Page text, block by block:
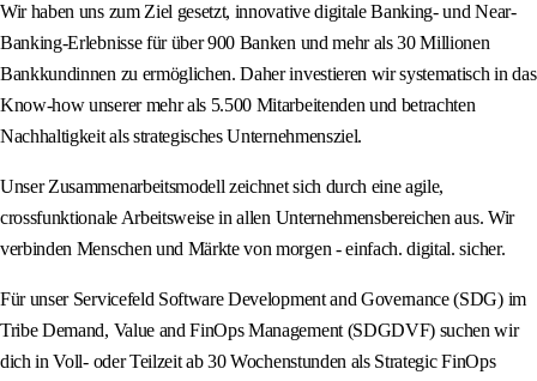
Wir haben uns zum Ziel gesetzt, innovative digitale Banking- und Near-
Banking-Erlebnisse für über 900 Banken und mehr als 30 Millionen
Bankkundinnen zu ermöglichen. Daher investieren wir systematisch in das
Know-how unserer mehr als 5.500 Mitarbeitenden und betrachten
Nachhaltigkeit als strategisches Unternehmensziel.
Unser Zusammenarbeitsmodell zeichnet sich durch eine agile,
crossfunktionale Arbeitsweise in allen Unternehmensbereichen aus. Wir
verbinden Menschen und Märkte von morgen - einfach. digital. sicher.
Für unser Servicefeld Software Development and Governance (SDG) im
Tribe Demand, Value and FinOps Management (SDGDVF) suchen wir
dich in Voll- oder Teilzeit ab 30 Wochenstunden als Strategic FinOps